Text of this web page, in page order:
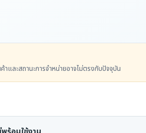
และสถานะการจำหน่ายอาจไม่ตรงกับปัจจุบัน